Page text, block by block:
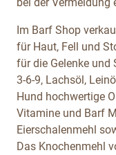
Im Barf Shop
für Haut, Fell und
für die Gelenke und
3-6-9, Lachsöl,
Hund hochwertige
Vitamine und Barf
Eierschalenmehl
Das Knochenmehl